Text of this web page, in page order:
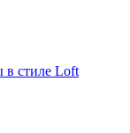
в стиле Loft